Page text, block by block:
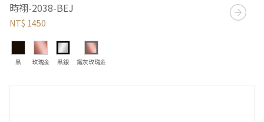
時祤-2038-BEJ
NT$ 1450
黑 玫瑰金 黑銀 鐵灰玫瑰金